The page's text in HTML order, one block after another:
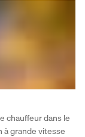
chauffeur dans le
à grande vitesse